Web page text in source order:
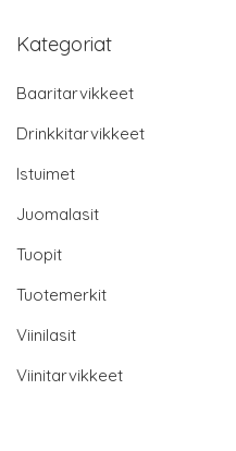
Kategoriat
Baaritarvikkeet
Drinkkitarvikkeet
Istuimet
Juomalasit
Tuopit
Tuotemerkit
Viinilasit
Viinitarvikkeet